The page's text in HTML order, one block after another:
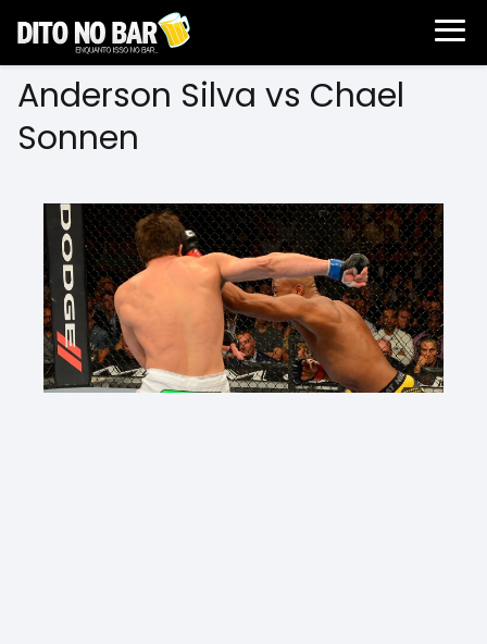
Anderson Silva vs Chael
Sonnen